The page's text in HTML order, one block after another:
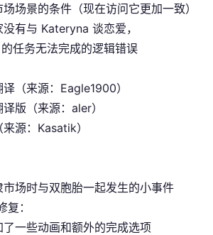
场景的条件（现在访问它更加一致）
有与 Kateryna 谈恋爱，
任务无法完成的逻辑错误
（来源：Eagle1900）
版（来源：aler）
源：Kasatik）
场时与双胞胎一起发生的小事件
：
一些动画和额外的完成选项